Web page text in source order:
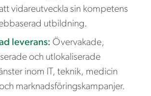
vidareutveckla sin kompetens
utbildning.
leverans: Övervakade,
och utlokaliserade
inom IT, teknik, medicin
marknadsföringskampanjer.